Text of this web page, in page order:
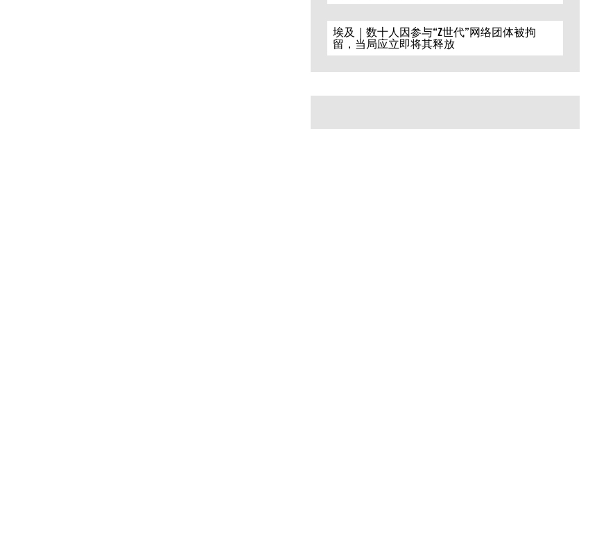
埃及｜数十人因参与“Z世代”网络团体被拘
留，当局应立即将其释放